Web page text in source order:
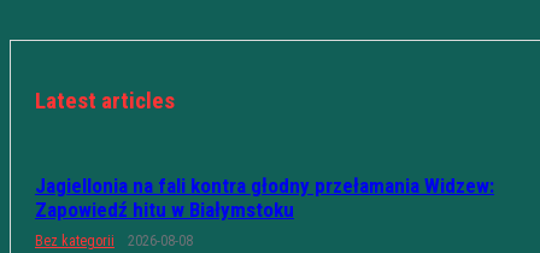
Latest articles
Jagiellonia na fali kontra głodny przełamania Widzew:
Zapowiedź hitu w Białymstoku
Bez kategorii 2026-08-08